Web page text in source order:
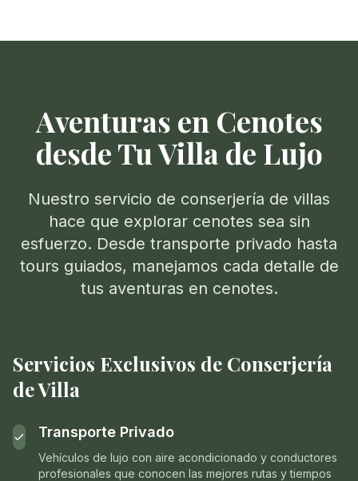
Aventuras en Cenotes
desde Tu Villa de Lujo
Nuestro servicio de conserjería de villas
hace que explorar cenotes sea sin
esfuerzo. Desde transporte privado hasta
tours guiados, manejamos cada detalle de
tus aventuras en cenotes.
Servicios Exclusivos de Conserjería
de Villa
Transporte Privado
Vehículos de lujo con aire acondicionado y conductores
profesionales que conocen las mejores rutas y tiempos